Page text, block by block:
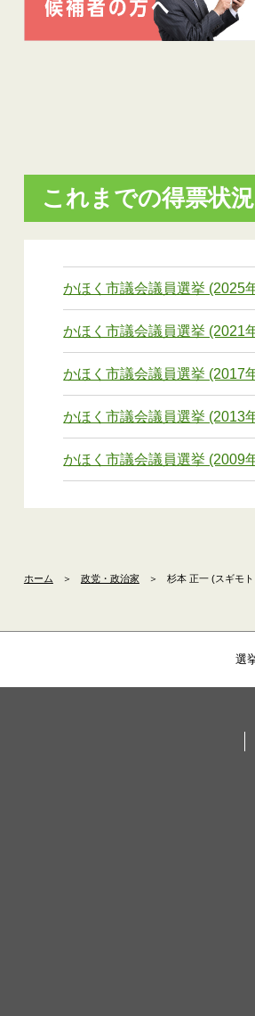
これまでの得票状況
かほく市議会議員選挙 (2025
かほく市議会議員選挙 (2021
かほく市議会議員選挙 (2017
かほく市議会議員選挙 (2013
かほく市議会議員選挙 (2009
ホーム ＞ 政党・政治家 ＞ 杉本 正一 (スギモ
選